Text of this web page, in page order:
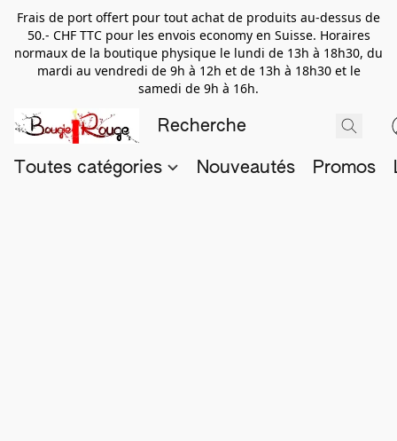
Frais de port offert pour tout achat de produits au-dessus de
50.- CHF TTC pour les envois economy en Suisse. Horaires
normaux de la boutique physique le lundi de 13h à 18h30, du
mardi au vendredi de 9h à 12h et de 13h à 18h30 et le
samedi de 9h à 16h.
Toutes catégories Nouveautés Promos